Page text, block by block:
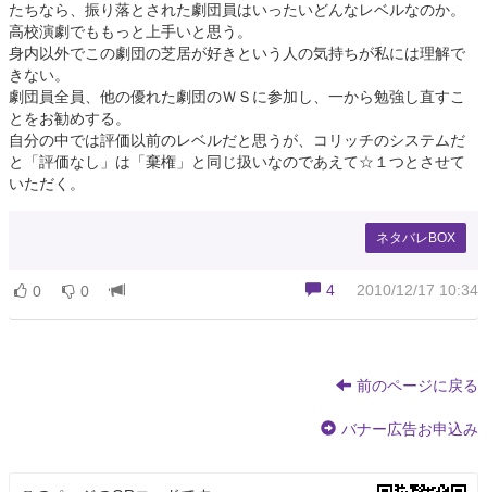
たちなら、振り落とされた劇団員はいったいどんなレベルなのか。
高校演劇でももっと上手いと思う。
身内以外でこの劇団の芝居が好きという人の気持ちが私には理解で
きない。
劇団員全員、他の優れた劇団のＷＳに参加し、一から勉強し直すこ
とをお勧めする。
自分の中では評価以前のレベルだと思うが、コリッチのシステムだ
と「評価なし」は「棄権」と同じ扱いなのであえて☆１つとさせて
いただく。
ネタバレBOX
4 2010/12/17 10:34
0 0
前のページに戻る
バナー広告お申込み